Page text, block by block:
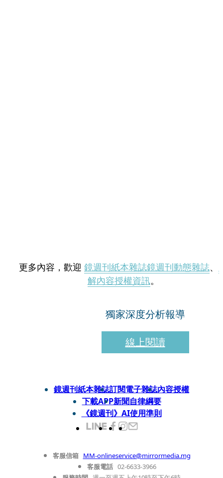
更多內容，歡迎 鏡週刊紙本雜誌鏡週刊動態雜誌、
解內容授權資訊。
獨家深度分析報導
線上閱讀
鏡週刊紙本雜誌訂閱電子雜誌內容授權
下載APP新聞自律綱要
《鏡週刊》AI使用準則
客服信箱 MM-onlineservice@mirrormedia.mg
客服電話 02-6633-3966